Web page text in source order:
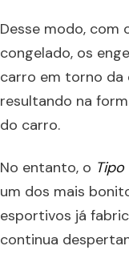
Desse modo, com
congelado, os
carro em torno da
resultando na
do carro.
No entanto, o Tipo
um dos mais
esportivos já
continua